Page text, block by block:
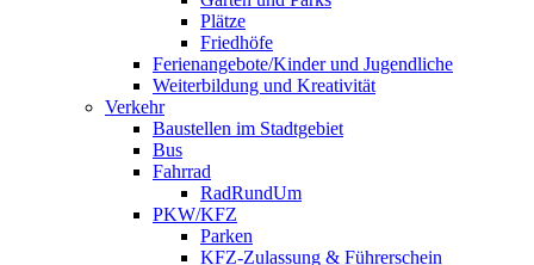
Plätze
Friedhöfe
Ferienangebote/Kinder und Jugendliche
Weiterbildung und Kreativität
Verkehr
Baustellen im Stadtgebiet
Bus
Fahrrad
RadRundUm
PKW/KFZ
Parken
KFZ-Zulassung & Führerschein